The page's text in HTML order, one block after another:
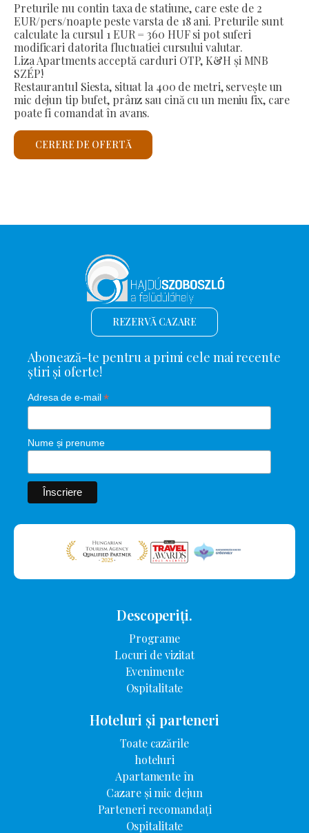
Preturile nu contin taxa de statiune, care este de 2
EUR/pers/noapte peste varsta de 18 ani. Preturile sunt
calculate la cursul 1 EUR = 360 HUF si pot suferi
modificari datorita fluctuatiei cursului valutar.
Liza Apartments acceptă carduri OTP, K&H și MNB
SZÉP!
Restaurantul Siesta, situat la 400 de metri, servește un
mic dejun tip bufet, prânz sau cină cu un meniu fix, care
poate fi comandat în avans.
CERERE DE OFERTĂ
REZERVĂ CAZARE
Abonează-te pentru a primi cele mai recente
știri și oferte!
Adresa de e-mail*
Nume și prenume
Descoperiți.
Programe
Locuri de vizitat
Evenimente
Ospitalitate
Hoteluri și parteneri
Toate cazările
hoteluri
Apartamente în
Cazare și mic dejun
Parteneri recomandați
Ospitalitate